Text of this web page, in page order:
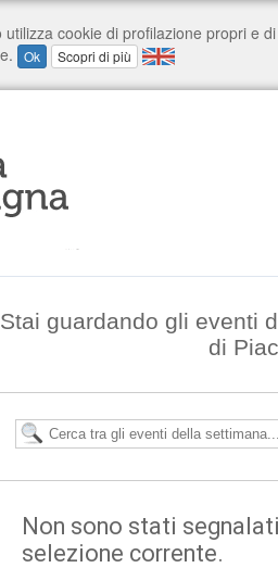
Stai guardando gli eventi
di
Non sono stati
selezione corrente.